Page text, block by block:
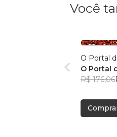
Você
O Portal
O Portal
R$ 176,06